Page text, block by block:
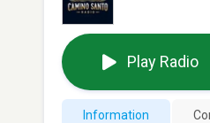
Play Radio
Information